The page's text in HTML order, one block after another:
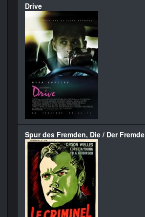
Drive
Spur des Fremden, Die / Der Fremde